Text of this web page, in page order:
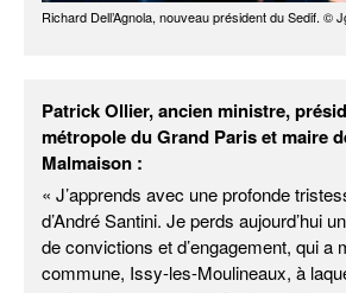
Richard Dell’Agnola, nouveau président du Sedif. ©
Patrick Ollier, ancien ministre,
métropole du Grand Paris et maire
Malmaison :
« J’apprends avec une profonde
d’André Santini. Je perds aujourd’hui
de convictions et d’engagement, qui a
commune, Issy-les-Moulineaux, à